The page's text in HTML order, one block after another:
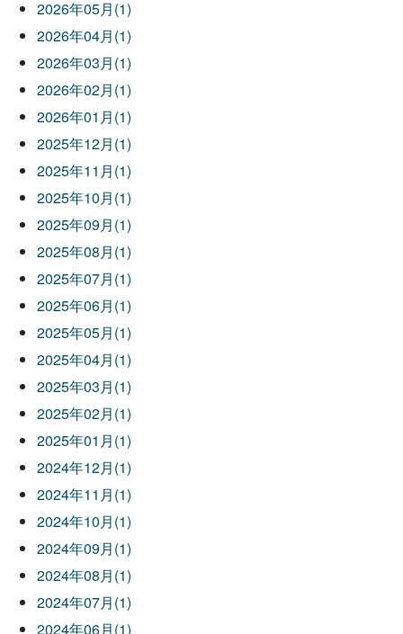
2026年05月(1)
2026年04月(1)
2026年03月(1)
2026年02月(1)
2026年01月(1)
2025年12月(1)
2025年11月(1)
2025年10月(1)
2025年09月(1)
2025年08月(1)
2025年07月(1)
2025年06月(1)
2025年05月(1)
2025年04月(1)
2025年03月(1)
2025年02月(1)
2025年01月(1)
2024年12月(1)
2024年11月(1)
2024年10月(1)
2024年09月(1)
2024年08月(1)
2024年07月(1)
2024年06月(1)